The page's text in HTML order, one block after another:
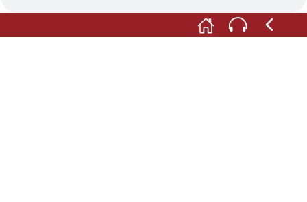
Wiedenbrücker Schule erfahren möchten: Hinter
dem Wohnheim, nur wenige Schritte von hier über